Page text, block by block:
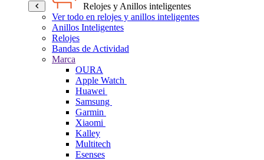
Relojes y Anillos inteligentes
Ver todo en relojes y anillos inteligentes
Anillos Inteligentes
Relojes
Bandas de Actividad
Marca
OURA
Apple Watch
Huawei
Samsung
Garmin
Xiaomi
Kalley
Multitech
Esenses